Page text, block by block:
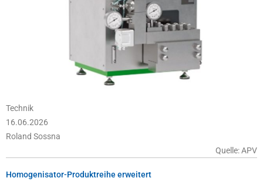
Technik
16.06.2026
Roland Sossna
Quelle: APV
Homogenisator-Produktreihe erweitert